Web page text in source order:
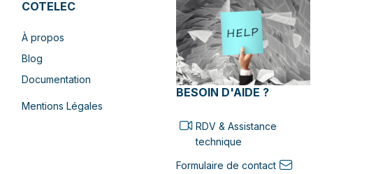
COTELEC
À propos
Blog
Documentation
Mentions Légales
BESOIN D'AIDE ?
RDV & Assistance
technique
Formulaire de contact